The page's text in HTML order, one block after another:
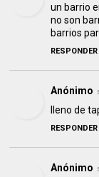
un barrio
no son
barrios
RESPONDER
Anónimo
lleno de
RESPONDER
Anónimo